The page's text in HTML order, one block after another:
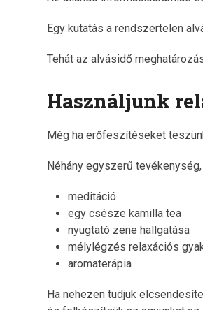
Egy kutatás a rendszertelen
Tehát az alvásidő
Használjunk
Még ha erőfeszítéseket
Néhány egyszerű
meditáció
egy csésze kamilla tea
nyugtató zene hallgatása
mélylégzés relaxációs
aromaterápia
Ha nehezen tudjuk